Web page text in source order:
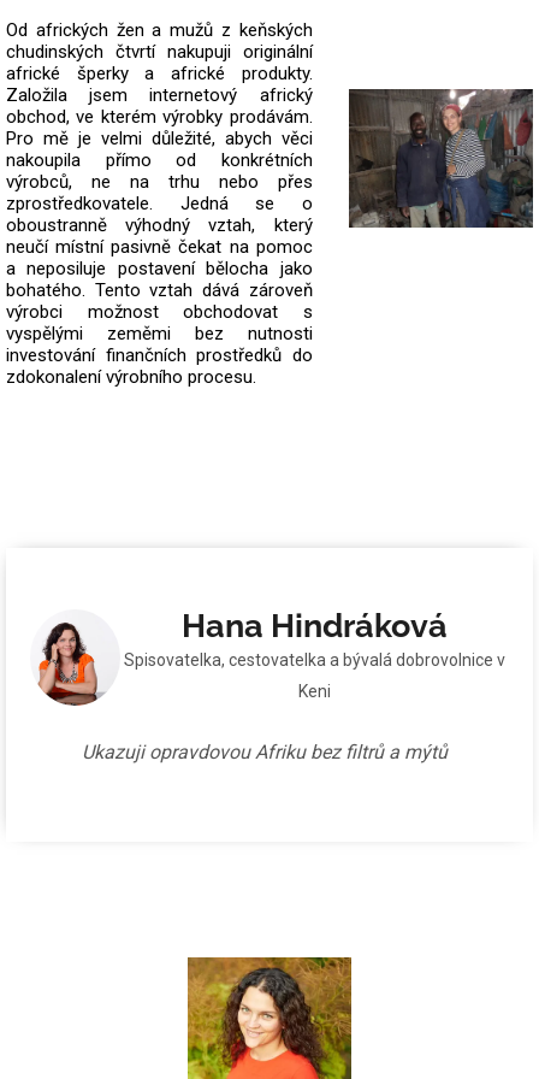
Od afrických žen a mužů z keňských
chudinských čtvrtí nakupuji originální
africké šperky a africké produkty.
Založila jsem internetový africký
obchod, ve kterém výrobky prodávám.
Pro mě je velmi důležité, abych věci
nakoupila přímo od konkrétních
výrobců, ne na trhu nebo přes
zprostředkovatele. Jedná se o
oboustranně výhodný vztah, který
neučí místní pasivně čekat na pomoc
a neposiluje postavení bělocha jako
bohatého. Tento vztah dává zároveň
výrobci možnost obchodovat s
vyspělými zeměmi bez nutnosti
investování finančních prostředků do
zdokonalení výrobního procesu.
Hana Hindráková
Spisovatelka, cestovatelka a bývalá dobrovolnice v
Keni
Ukazuji opravdovou Afriku bez filtrů a mýtů